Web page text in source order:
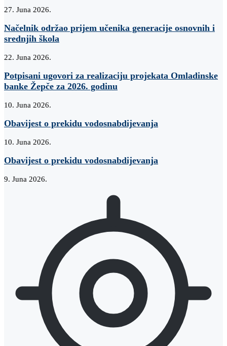
27. Juna 2026.
Načelnik održao prijem učenika generacije osnovnih i
srednjih škola
22. Juna 2026.
Potpisani ugovori za realizaciju projekata Omladinske
banke Žepče za 2026. godinu
10. Juna 2026.
Obavijest o prekidu vodosnabdijevanja
10. Juna 2026.
Obavijest o prekidu vodosnabdijevanja
9. Juna 2026.